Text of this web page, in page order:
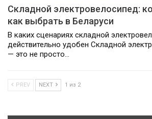
Складной электровелосипед:
как выбрать в Беларуси
В каких сценариях складной
действительно удобен Складной
— это не просто…
PREV NEXT 1 из 2